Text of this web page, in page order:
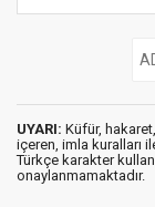
UYARI: Küfür,
içeren, imla kuralları
Türkçe karakter
onaylanmamaktadır.